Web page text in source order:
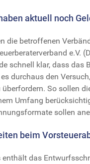
aktuell noch
die betroffenen
e.V.
schnell klar, dass das
durchaus den
So sollen
Umfang
sollen
beim
enthält das